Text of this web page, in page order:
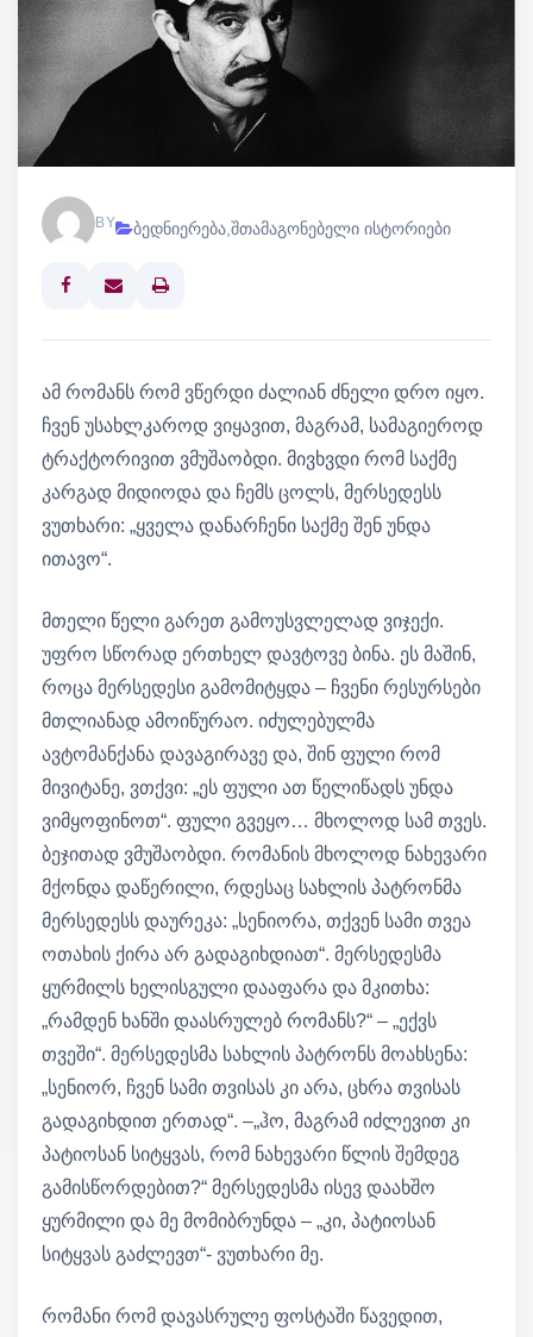
BY ბედნიერება,შთამაგონებელი ისტორიები
Print
ამ რომანს რომ ვწერდი ძალიან ძნელი დრო იყო.
ჩვენ უსახლკაროდ ვიყავით, მაგრამ, სამაგიეროდ
ტრაქტორივით ვმუშაობდი. მივხვდი რომ საქმე
კარგად მიდიოდა და ჩემს ცოლს, მერსედესს
ვუთხარი: „ყველა დანარჩენი საქმე შენ უნდა
ითავო“.
მთელი წელი გარეთ გამოუსვლელად ვიჯექი.
უფრო სწორად ერთხელ დავტოვე ბინა. ეს მაშინ,
როცა მერსედესი გამომიტყდა – ჩვენი რესურსები
მთლიანად ამოიწურაო. იძულებულმა
ავტომანქანა დავაგირავე და, შინ ფული რომ
მივიტანე, ვთქვი: „ეს ფული ათ წელიწადს უნდა
ვიმყოფინოთ“. ფული გვეყო… მხოლოდ სამ თვეს.
ბეჯითად ვმუშაობდი. რომანის მხოლოდ ნახევარი
მქონდა დაწერილი, რდესაც სახლის პატრონმა
მერსედესს დაურეკა: „სენიორა, თქვენ სამი თვეა
ოთახის ქირა არ გადაგიხდიათ“. მერსედესმა
ყურმილს ხელისგული დააფარა და მკითხა:
„რამდენ ხანში დაასრულებ რომანს?“ – „ექვს
თვეში“. მერსედესმა სახლის პატრონს მოახსენა:
„სენიორ, ჩვენ სამი თვისას კი არა, ცხრა თვისას
გადაგიხდით ერთად“. –„ჰო, მაგრამ იძლევით კი
პატიოსან სიტყვას, რომ ნახევარი წლის შემდეგ
გამისწორდებით?“ მერსედესმა ისევ დაახშო
ყურმილი და მე მომიბრუნდა – „კი, პატიოსან
სიტყვას გაძლევთ“- ვუთხარი მე.
რომანი რომ დავასრულე ფოსტაში წავედით,